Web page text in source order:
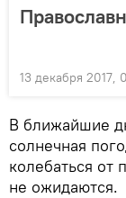
13 декабря 2017,
В ближайшие
солнечная
колебаться от
не ожидаются.